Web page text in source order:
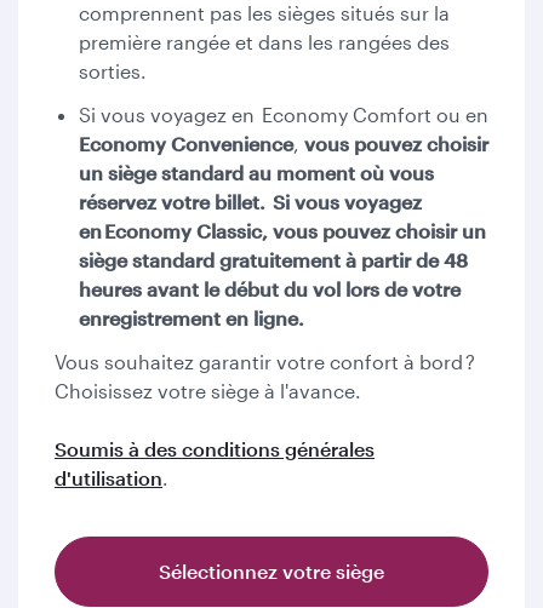
comprennent pas les sièges situés sur la
première rangée et dans les rangées des
sorties.
Si vous voyagez en Economy Comfort ou en
Economy Convenience, vous pouvez choisir
un siège standard au moment où vous
réservez votre billet. Si vous voyagez
en Economy Classic, vous pouvez choisir un
siège standard gratuitement à partir de 48
heures avant le début du vol lors de votre
enregistrement en ligne.
Vous souhaitez garantir votre confort à bord ?
Choisissez votre siège à l'avance.
Soumis à des conditions générales
d'utilisation.
Sélectionnez votre siège